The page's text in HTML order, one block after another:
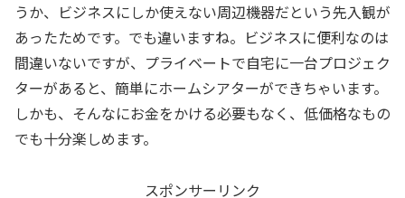
うか、ビジネスにしか使えない周辺機器だという先入観が
あったためです。でも違いますね。ビジネスに便利なのは
間違いないですが、プライベートで自宅に一台プロジェク
ターがあると、簡単にホームシアターができちゃいます。
しかも、そんなにお金をかける必要もなく、低価格なもの
でも十分楽しめます。
スポンサーリンク